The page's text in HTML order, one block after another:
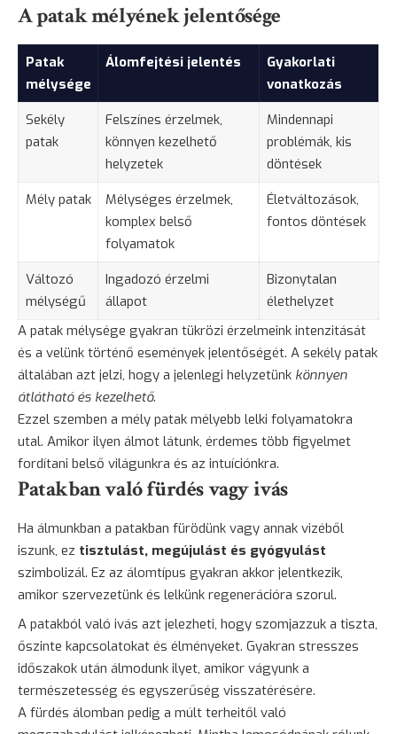
A patak mélyének jelentősége
Patak
mélysége
Álomfejtési jelentés
Gyakorlati
vonatkozás
Sekély
patak
Felszínes érzelmek,
könnyen kezelhető
helyzetek
Mindennapi
problémák, kis
döntések
Mély patak
Mélységes érzelmek,
komplex belső
folyamatok
Életváltozások,
fontos döntések
Változó
mélységű
Ingadozó érzelmi
állapot
Bizonytalan
élethelyzet
A patak mélysége gyakran tükrözi érzelmeink intenzitását
és a velünk történő események jelentőségét. A sekély patak
általában azt jelzi, hogy a jelenlegi helyzetünk könnyen
átlátható és kezelhető.
Ezzel szemben a mély patak mélyebb lelki folyamatokra
utal. Amikor ilyen álmot látunk, érdemes több figyelmet
fordítani belső világunkra és az intuíciónkra.
Patakban való fürdés vagy ivás
Ha álmunkban a patakban fürödünk vagy annak vizéből
iszunk, ez tisztulást, megújulást és gyógyulást
szimbolizál. Ez az álomtípus gyakran akkor jelentkezik,
amikor szervezetünk és lelkünk regenerációra szorul.
A patakból való ivás azt jelezheti, hogy szomjazzuk a tiszta,
őszinte kapcsolatokat és élményeket. Gyakran stresszes
időszakok után álmodunk ilyet, amikor vágyunk a
természetesség és egyszerűség visszatérésére.
A fürdés álomban pedig a múlt terheitől való